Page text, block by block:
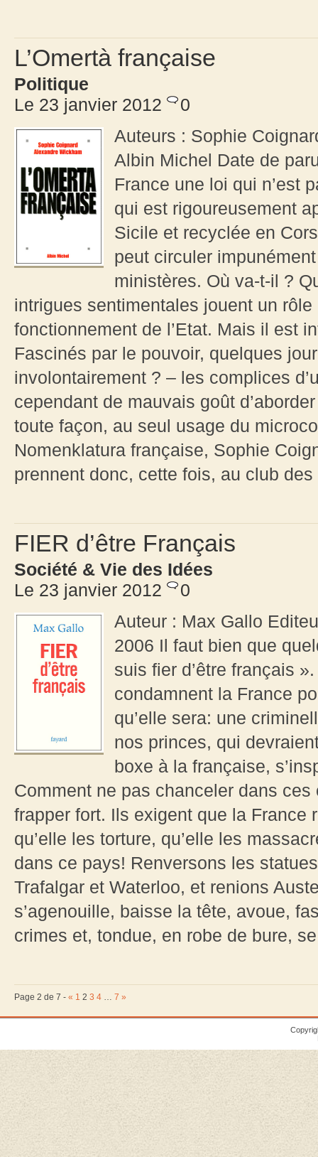
L’Omertà française
Politique
Le 23 janvier 2012
0
Auteurs : Sophie
Albin Michel Date de
France une loi qui n’est
qui est rigoureusement
Sicile et recyclée en
peut circuler
ministères. Où va-t-il ?
intrigues sentimentales jouent un
fonctionnement de l’Etat. Mais il est
Fascinés par le pouvoir, quelques
involontairement ? – les complices
cependant de mauvais goût
toute façon, au seul usage du
Nomenklatura française, Sophie
prennent donc, cette fois, au club
FIER d’être Français
Société & Vie des Idées
Le 23 janvier 2012
0
Auteur : Max Gallo
2006 Il faut bien que
suis fier d’être français
condamnent la France
qu’elle sera: une
nos princes, qui
boxe à la française,
Comment ne pas chanceler dans
frapper fort. Ils exigent que la France
qu’elle les torture, qu’elle les
dans ce pays! Renversons les
Trafalgar et Waterloo, et renions
s’agenouille, baisse la tête, avoue,
crimes et, tondue, en robe de bure,
Page 2 de 7 - « 1 2 3 4 … 7 »